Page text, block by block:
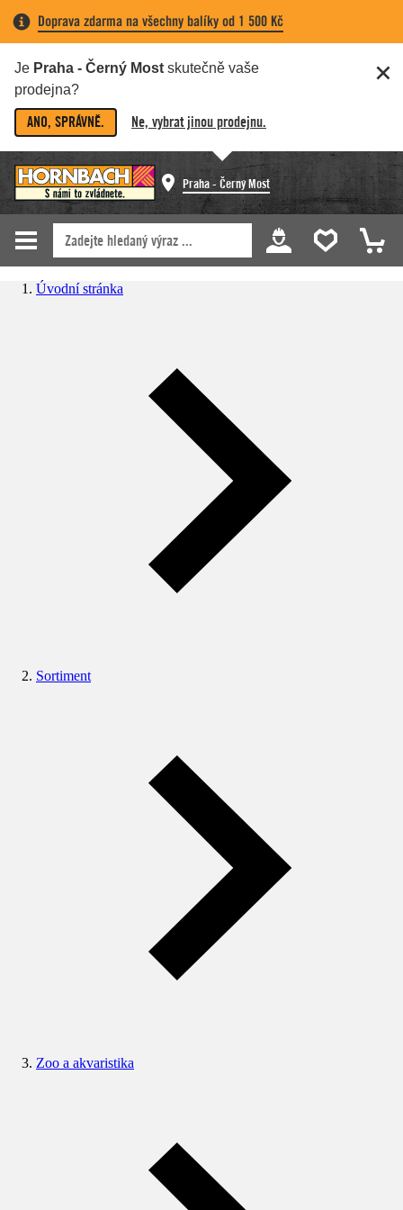
Doprava zdarma na všechny balíky od 1 500 Kč
Je Praha - Černý Most skutečně vaše
prodejna?
ANO, SPRÁVNĚ. Ne, vybrat jinou prodejnu.
Praha - Černý Most
Úvodní stránka
Sortiment
Zoo a akvaristika